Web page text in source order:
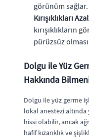
görünüm sağlar.
Kırışıklıkları
kırışıklıkların
pürüzsüz
Dolgu ile Yüz
Hakkında
Dolgu ile yüz germe
lokal anestezi altında
hissi olabilir, ancak
hafif kızarıklık ve